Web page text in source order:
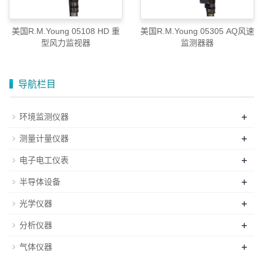
美国R.M.Young 05108 HD 重
型风力监视器
美国R.M.Young 05305 AQ风速
监测器器
导航栏目
环境监测仪器 +
测量计量仪器 +
电子电工仪表 +
半导体设备 +
光学仪器 +
分析仪器 +
气体仪器 +